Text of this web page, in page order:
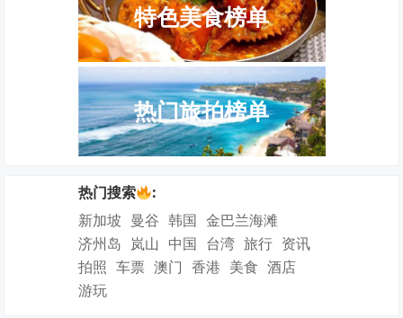
特色美食榜单
热门旅拍榜单
热门搜索
:
新加坡 曼谷 韩国 金巴兰海滩
济州岛 岚山 中国 台湾 旅行 资讯
拍照 车票 澳门 香港 美食 酒店
游玩